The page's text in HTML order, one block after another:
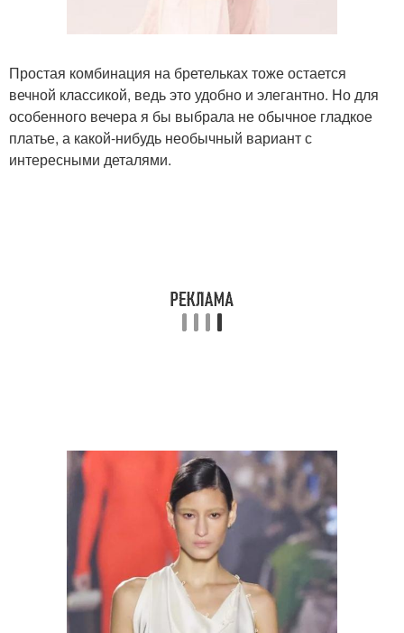
Простая комбинация на бретельках тоже остается
вечной классикой, ведь это удобно и элегантно. Но для
особенного вечера я бы выбрала не обычное гладкое
платье, а какой-нибудь необычный вариант с
интересными деталями.